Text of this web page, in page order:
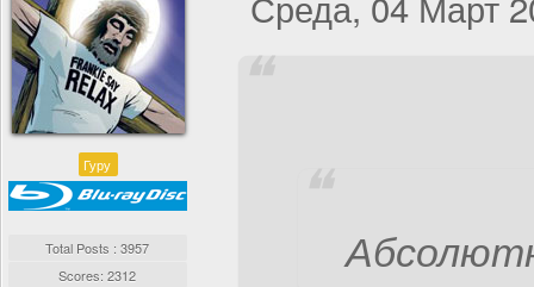
Гуру
Total Posts : 3957
Scores: 2312